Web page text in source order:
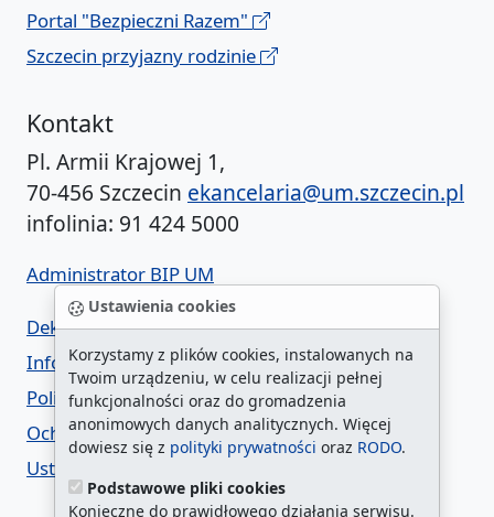
Ustawienia cookies
Korzystamy z plików cookies, instalowanych na
Twoim urządzeniu, w celu realizacji pełnej
funkcjonalności oraz do gromadzenia
anonimowych danych analitycznych. Więcej
dowiesz się z polityki prywatności oraz RODO.
Podstawowe pliki cookies
Konieczne do prawidłowego działania serwisu.
Portal "Bezpieczni Razem"
Szczecin przyjazny rodzinie
Kontakt
Pl. Armii Krajowej 1,
70-456 Szczecin ekancelaria@um.szczecin.pl
infolinia: 91 424 5000
Administrator BIP UM
Deklaracja dostępności
Informacja o urzędzie w ETR
Polityka prywatności
Ochrona danych osobowych
Ustawienia cookies